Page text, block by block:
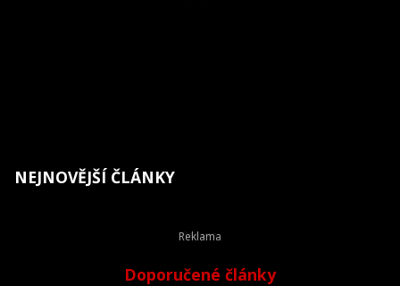
NEJNOVĚJŠÍ ČLÁNKY
Doporučené články